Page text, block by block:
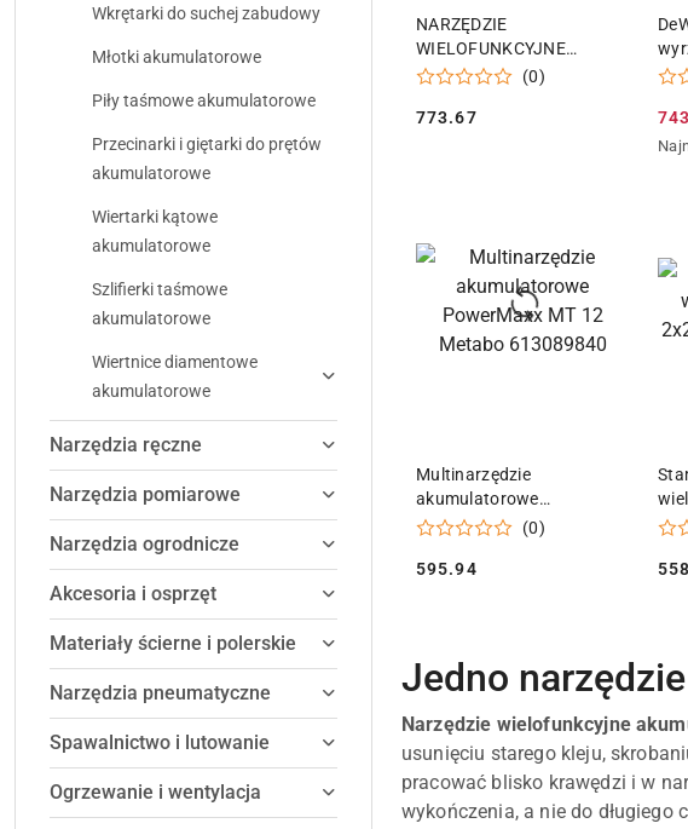
Wkrętarki do suchej zabudowy
Młotki akumulatorowe
Piły taśmowe akumulatorowe
Przecinarki i giętarki do prętów
akumulatorowe
Wiertarki kątowe
akumulatorowe
Szlifierki taśmowe
akumulatorowe
Wiertnice diamentowe
akumulatorowe
Narzędzia ręczne
Narzędzia pomiarowe
Narzędzia ogrodnicze
Akcesoria i osprzęt
Materiały ścierne i polerskie
Narzędzia pneumatyczne
Spawalnictwo i lutowanie
Ogrzewanie i wentylacja
NARZĘDZIE
WIELOFUNKCYJNE
AKUMULATOROWE MULTI-
W3Z
(0)
Cena:
773.67
przed
Multinarzędzie
akumulatorowe
PowerMaxx MT 12 Metabo
(0)
Cena:
595.94
DODAJ DO KOSZYKA
Jedno
Narzędzie wielofunkcyjne
usunięciu starego kleju,
pracować blisko krawędzi i w
wykończenia, a nie do długiego